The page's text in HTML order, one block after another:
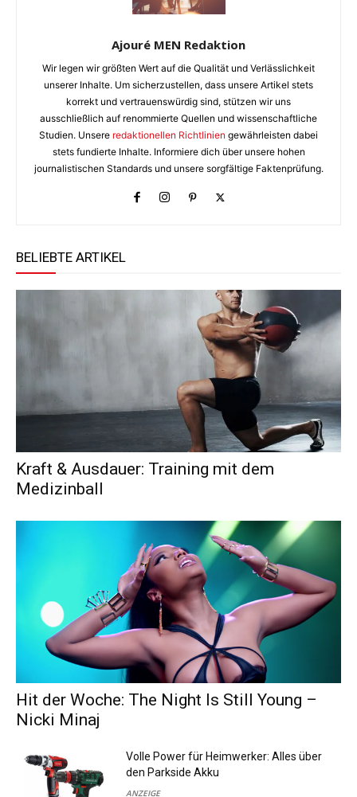
Ajouré MEN Redaktion
Wir legen wir größten Wert auf die Qualität und Verlässlichkeit
unserer Inhalte. Um sicherzustellen, dass unsere Artikel stets
korrekt und vertrauenswürdig sind, stützen wir uns
ausschließlich auf renommierte Quellen und wissenschaftliche
Studien. Unsere redaktionellen Richtlinien gewährleisten dabei
stets fundierte Inhalte. Informiere dich über unsere hohen
journalistischen Standards und unsere sorgfältige Faktenprüfung.
BELIEBTE ARTIKEL
Kraft & Ausdauer: Training mit dem
Medizinball
Hit der Woche: The Night Is Still Young –
Nicki Minaj
Volle Power für Heimwerker: Alles über
den Parkside Akku
ANZEIGE